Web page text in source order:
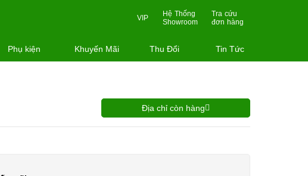
VIP
Hệ Thống
Showroom
Tra cứu
đơn hàng
Phụ kiện Khuyến Mãi Thu Đổi Tin Tức
Địa chỉ còn hàng